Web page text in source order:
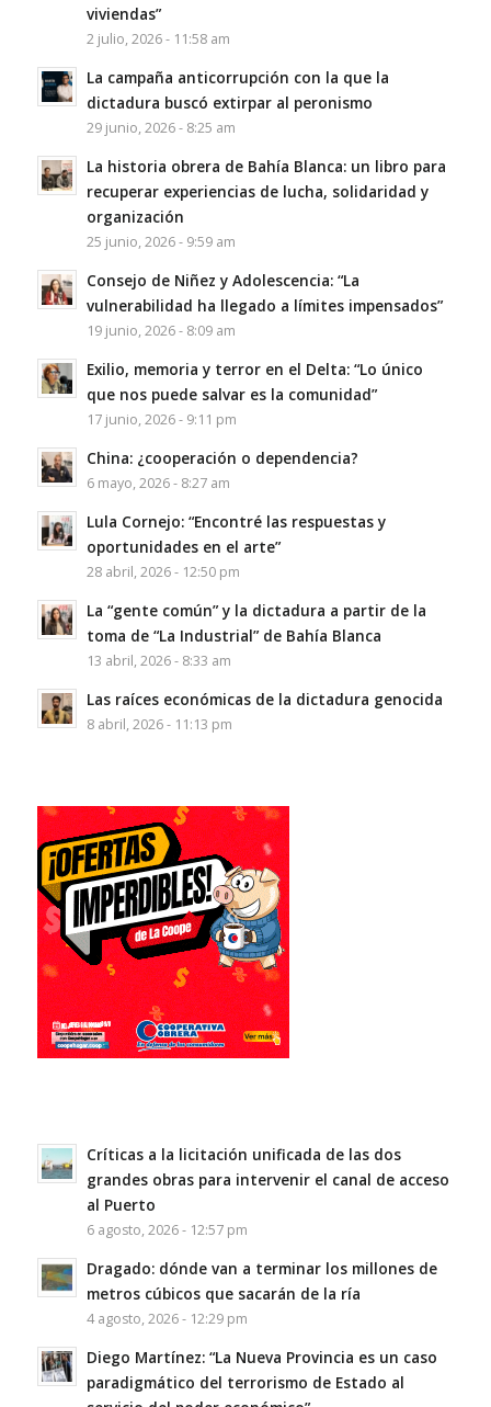
viviendas”
2 julio, 2026 - 11:58 am
La campaña anticorrupción con la que la
dictadura buscó extirpar al peronismo
29 junio, 2026 - 8:25 am
La historia obrera de Bahía Blanca: un libro para
recuperar experiencias de lucha, solidaridad y
organización
25 junio, 2026 - 9:59 am
Consejo de Niñez y Adolescencia: “La
vulnerabilidad ha llegado a límites impensados”
19 junio, 2026 - 8:09 am
Exilio, memoria y terror en el Delta: “Lo único
que nos puede salvar es la comunidad”
17 junio, 2026 - 9:11 pm
China: ¿cooperación o dependencia?
6 mayo, 2026 - 8:27 am
Lula Cornejo: “Encontré las respuestas y
oportunidades en el arte”
28 abril, 2026 - 12:50 pm
La “gente común” y la dictadura a partir de la
toma de “La Industrial” de Bahía Blanca
13 abril, 2026 - 8:33 am
Las raíces económicas de la dictadura genocida
8 abril, 2026 - 11:13 pm
Críticas a la licitación unificada de las dos
grandes obras para intervenir el canal de acceso
al Puerto
6 agosto, 2026 - 12:57 pm
Dragado: dónde van a terminar los millones de
metros cúbicos que sacarán de la ría
4 agosto, 2026 - 12:29 pm
Diego Martínez: “La Nueva Provincia es un caso
paradigmático del terrorismo de Estado al